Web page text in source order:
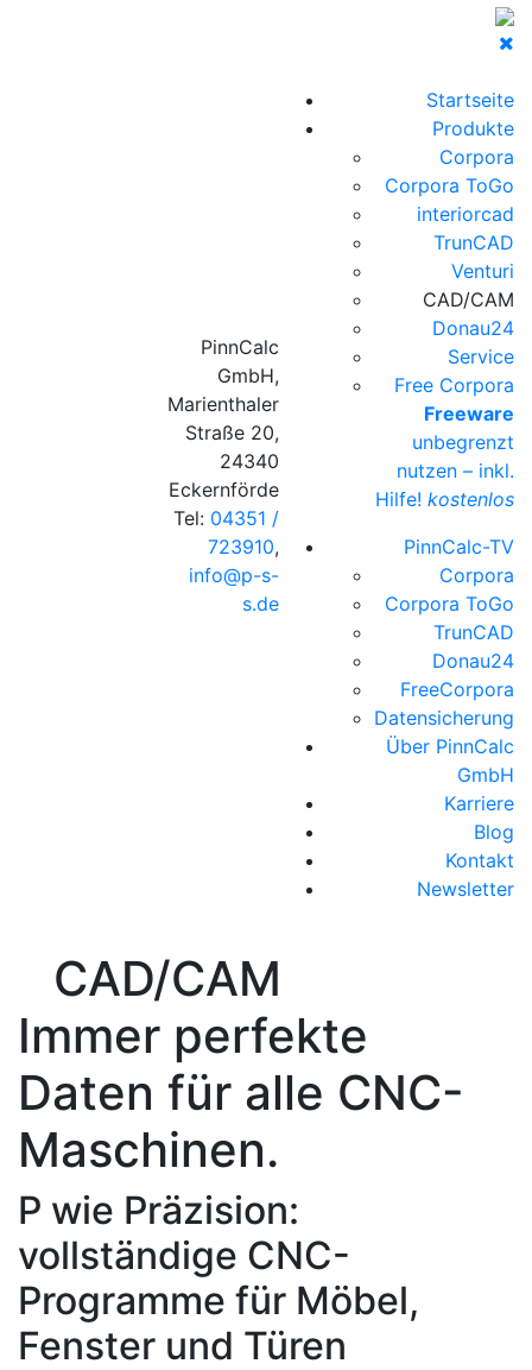
PinnCalc
GmbH,
Marienthaler
Straße 20,
24340
Eckernförde
Tel: 04351 /
723910,
info@p-s-
s.de
Startseite
Produkte
Corpora
Corpora ToGo
interiorcad
TrunCAD
Venturi
CAD/CAM
Donau24
Service
Free Corpora
Freeware
unbegrenzt
nutzen – inkl.
Hilfe! kostenlos
PinnCalc-TV
Corpora
Corpora ToGo
TrunCAD
Donau24
FreeCorpora
Datensicherung
Über PinnCalc
GmbH
Karriere
Blog
Kontakt
Newsletter
CAD/CAM
Immer perfekte
Daten für alle CNC-
Maschinen.
P wie Präzision:
vollständige CNC-
Programme für Möbel,
Fenster und Türen